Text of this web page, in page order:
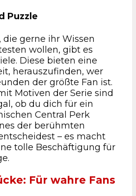
Puzzle
die gerne ihr Wissen
wollen, gibt es
Diese bieten eine
herauszufinden, wer
der größte Fan ist.
Motiven der Serie sind
ob du dich für ein
Central Perk
der berühmten
– es macht
tolle Beschäftigung für
Für wahre Fans